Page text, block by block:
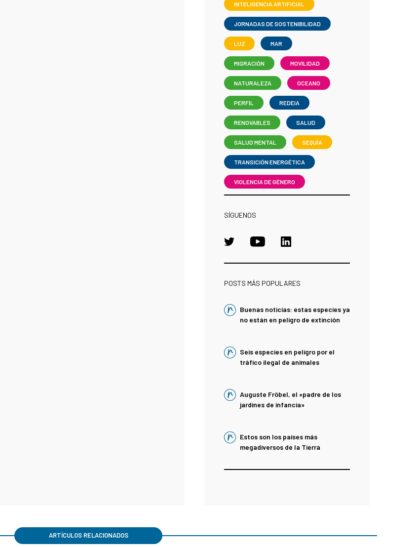
INTELIGENCIA ARTIFICIAL
JORNADAS DE SOSTENIBILIDAD
LUZ MAR
MIGRACIÓN MOVILIDAD
NATURALEZA OCEANO
PERFIL REDEIA
RENOVABLES SALUD
SALUD MENTAL SEQUÍA
TRANSICIÓN ENERGÉTICA
VIOLENCIA DE GÉNERO
SÍGUENOS
POSTS MÁS POPULARES
Buenas noticias: estas especies ya
no están en peligro de extinción
Seis especies en peligro por el
tráfico ilegal de animales
Auguste Fröbel, el «padre de los
jardines de infancia»
Estos son los países más
megadiversos de la Tierra
ARTÍCULOS RELACIONADOS